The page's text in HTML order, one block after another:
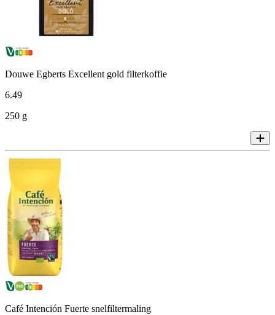
Douwe Egberts Excellent gold filterkoffie
6.49
250 g
Café Intención Fuerte snelfiltermaling